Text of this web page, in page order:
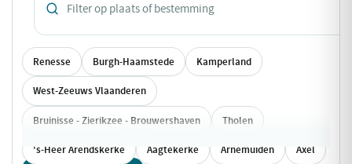
Renesse Burgh-Haamstede Kamperland
West-Zeeuws Vlaanderen
Bruinisse - Zierikzee - Brouwershaven Tholen
's-Heer Arendskerke Aagtekerke Arnemuiden Axel